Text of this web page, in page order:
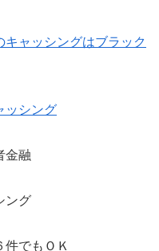
キャッシングはブラック
ッシング
金融
ング
件でもＯＫ